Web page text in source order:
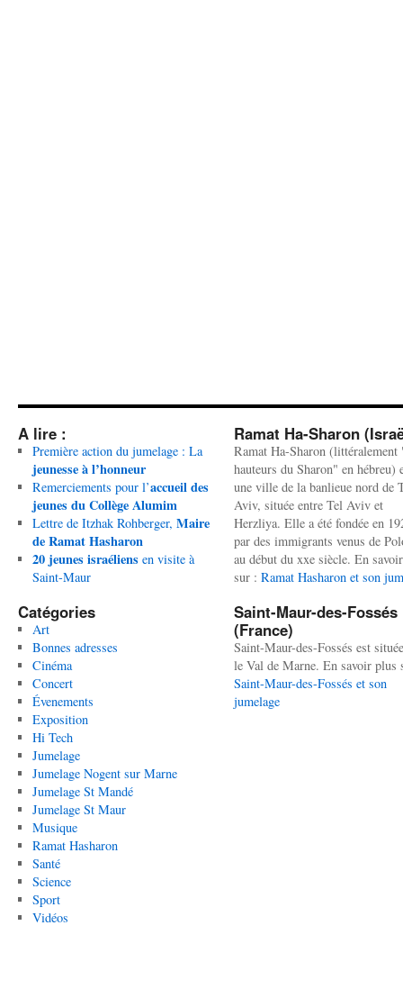
A lire :
Première action du jumelage : La
jeunesse à l’honneur
Remerciements pour l’accueil des
jeunes du Collège Alumim
Lettre de Itzhak Rohberger, Maire
de Ramat Hasharon
20 jeunes israéliens en visite à
Saint-Maur
Catégories
Art
Bonnes adresses
Cinéma
Concert
Évenements
Exposition
Hi Tech
Jumelage
Jumelage Nogent sur Marne
Jumelage St Mandé
Jumelage St Maur
Musique
Ramat Hasharon
Santé
Science
Sport
Vidéos
Ramat Ha-Sharon
Ramat Ha-Sharon (littéralement
hauteurs du Sharon" en hébreu)
une ville de la banlieue nord de
Aviv, située entre Tel Aviv et
Herzliya. Elle a été fondée en
par des immigrants venus de
au début du xxe siècle. En
sur : Ramat Hasharon et son
Saint-Maur-des-Fossés
(France)
Saint-Maur-des-Fossés est
le Val de Marne. En savoir plus
Saint-Maur-des-Fossés et son
jumelage